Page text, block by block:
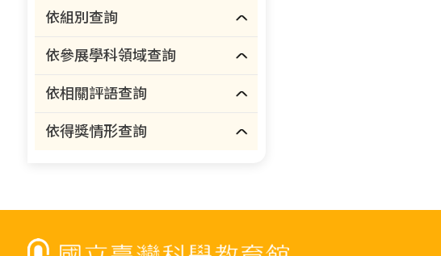
依組別查詢
依參展學科領域查詢
依相關評語查詢
依得獎情形查詢